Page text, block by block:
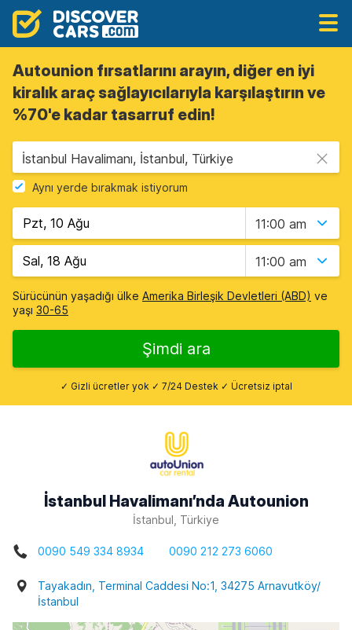
Autounion fırsatlarını arayın, diğer en iyi
kiralık araç sağlayıcılarıyla karşılaştırın ve
%70'e kadar tasarruf edin!
İstanbul Havalimanı, İstanbul, Türkiye
Aynı yerde bırakmak istiyorum
11:00 am
11:00 am
Sürücünün yaşadığı ülke Amerika Birleşik Devletleri (ABD) ve
yaşı 30-65
Şimdi ara
✓ Gizli ücretler yok ✓ 7/24 Destek ✓ Ücretsiz iptal
İstanbul Havalimanı’nda Autounion
İstanbul, Türkiye
0090 549 334 8934 0090 212 273 6060
Tayakadın, Terminal Caddesi No:1, 34275 Arnavutköy/
İstanbul